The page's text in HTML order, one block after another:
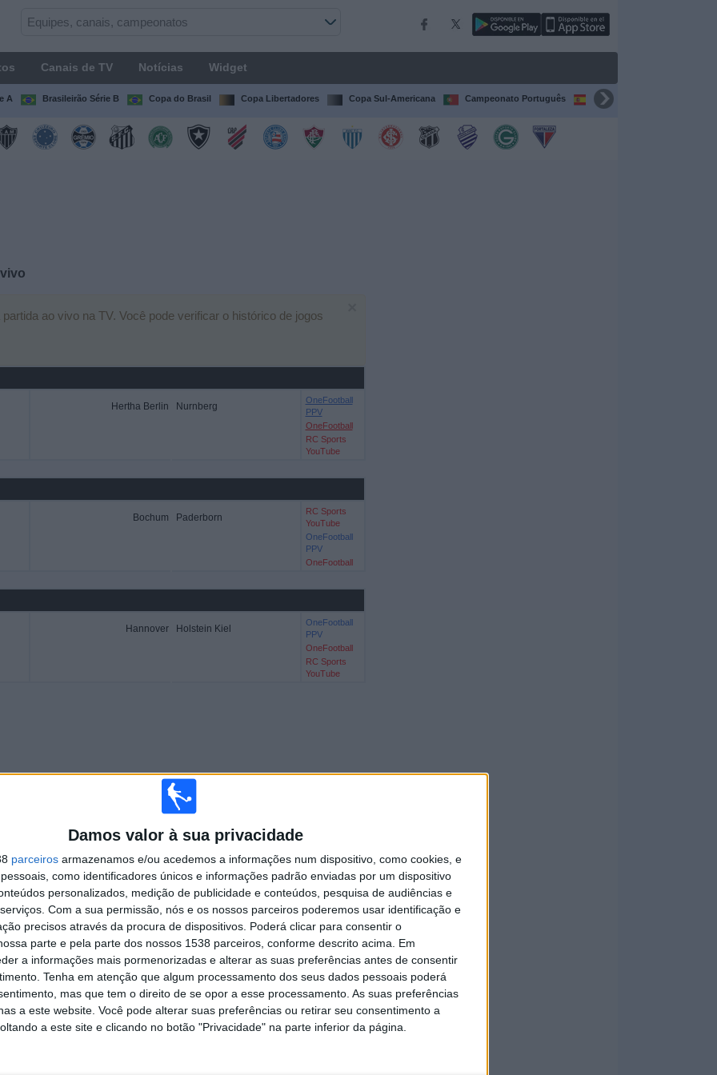
Damos valor à sua privacidade
parceiros armazenamos e/ou acedemos a informações num dispositivo, como cookies, e
como identificadores únicos e informações padrão enviadas por um dispositivo
personalizados, medição de publicidade e conteúdos, pesquisa de audiências e
Com a sua permissão, nós e os nossos parceiros poderemos usar identificação e
precisos através da procura de dispositivos. Poderá clicar para consentir o
parte e pela parte dos nossos 1538 parceiros, conforme descrito acima. Em
a informações mais pormenorizadas e alterar as suas preferências antes de consentir
Tenha em atenção que algum processamento dos seus dados pessoais poderá
mas que tem o direito de se opor a esse processamento. As suas preferências
a este website. Você pode alterar suas preferências ou retirar seu consentimento a
a este site e clicando no botão "Privacidade" na parte inferior da página.
Canais de TV Notícias Widget
A Brasileirão Série B Copa do Brasil Copa Libertadores Copa Sul-Americana Campeonato Português Campeonato Espanhol
ao vivo na TV. Você pode verificar o histórico de jogos
Hertha Berlin Nurnberg
OneFootball
PPV
OneFootball
RC Sports
YouTube
Bochum Paderborn
RC Sports
YouTube
OneFootball
PPV
OneFootball
Hannover Holstein Kiel
OneFootball
PPV
OneFootball
RC Sports
YouTube